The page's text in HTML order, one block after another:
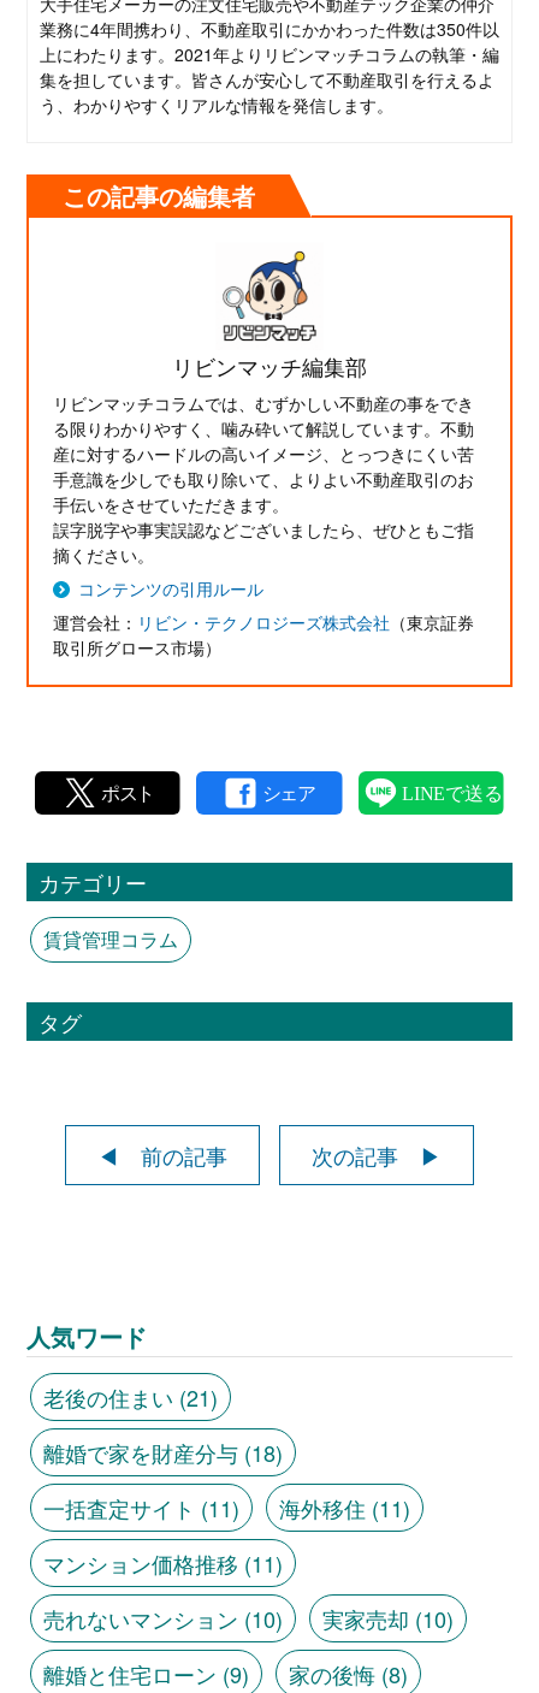
業務に4年間携わり、不動産取引にかかわった件数は350件以
上にわたります。2021年よりリビンマッチコラムの執筆・編
集を担しています。皆さんが安心して不動産取引を行えるよ
う、わかりやすくリアルな情報を発信します。
この記事の編集者
リビンマッチ編集部
リビンマッチコラムでは、むずかしい不動産の事をでき
る限りわかりやすく、噛み砕いて解説しています。不動
産に対するハードルの高いイメージ、とっつきにくい苦
手意識を少しでも取り除いて、よりよい不動産取引のお
手伝いをさせていただきます。
誤字脱字や事実誤認などございましたら、ぜひともご指
摘ください。
コンテンツの引用ルール
運営会社： リビン・テクノロジーズ株式会社 （東京証券
取引所グロース市場）
カテゴリー
賃貸管理コラム
タグ
◀ 前の記事 次の記事 ▶
人気ワード
老後の住まい (21)
離婚で家を財産分与(18)
一括査定サイト (11) 海外移住 (11)
マンション価格推移 (11)
売れないマンション (10) 実家売却 (10)
離婚と住宅ローン (9) 家の後悔(8)